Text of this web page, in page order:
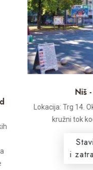
Niš
Lokacija: Trg 14.
kružni tok
i